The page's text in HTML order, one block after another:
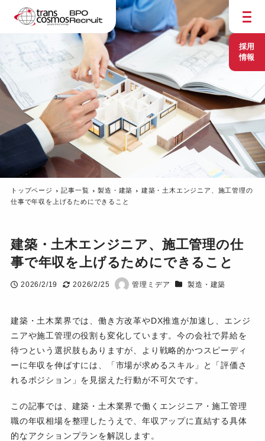
採用
情報
トップページ 記事一覧 製造・建築
建築・土木エンジニア、施工管理の
仕事で年収を上げるためにできること
建築・土木エンジニア、施工管理の仕
事で年収を上げるためにできること
投稿日
2026/2/19
更新日
2026/2/25
著
管理ミデア カテゴリー
製造・建築
建築・土木業界では、働き方改革やDX推進が加速し、エンジ
ニアや施工管理の役割も変化しています。今の会社で昇給を
待つという選択肢もありますが、より戦略的かつスピーディ
ーに年収を伸ばすには、「市場が求めるスキル」と「評価さ
れるポジション」を見据えた行動が不可欠です。
この記事では、建築・土木業界で働くエンジニア・施工管理
職の年収相場を整理したうえで、年収アップに直結する具体
的なアクションプランを解説します。